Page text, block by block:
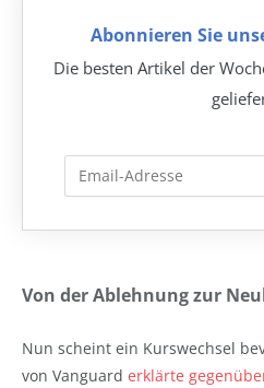
Abonnieren Sie
Die besten Artikel der
Von der Ablehnung zur
Nun scheint ein Kurswechsel
von Vanguard erklärte